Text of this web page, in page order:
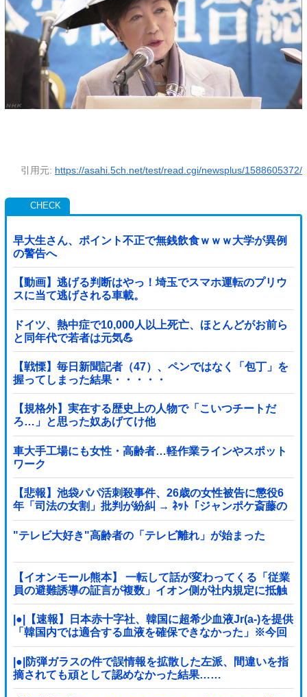
引用元: https://asahi.5ch.net/test/read.cgi/newsplus/1588605372/
早大生さん、ポイント不正で無銭飲食ｗｗｗ大学が異例
の警告へ
【動画】逃げる判断はやっ！埼玉でスマホ運転のプリウ
スに当て逃げされる車載。
ドイツ、熱中症で10,000人以上死亡、ほとんどがお前ら
と同年代で若者は元気💪
【戦慄】毎日新聞記者（47）、ペンではなく「包丁」を
握ってしまった結果・・・・・
【規格外】実在する歴史上の人物で「こいつチートだ
ろ…」と思った奴あげてけ他
車大手工場にも女性・高齢者…軽作業ラインやスポット
ワーク
【悲報】池袋パパ活刺殺事件、26歳の女性被告に懲役6
年「司法の女割」批判が紛糾 → ﾈｯﾄ「ジャンポケ斎藤の
罪より軽くて草」ｗｗｗｗｗｗｗｗｗｗｗｗｗｗｗｗ
"テレビ大好き"高齢者の「テレビ離れ」が始まった
【イオンモール熊本】 一転して話が変わってくる「従業
員の避難誘導の証言が複数」イオン側が社内規定に抵触
していた疑い
|●|【速報】日本赤十字社、韓国に超希少血液Jr(a-)を提供
「韓国内では適合する血液を確保できなかった」※今回
で4回目
|●|防弾ガラスの件で誤情報を拡散した左派、間違いを指
摘されても頑として認めなかった結果……